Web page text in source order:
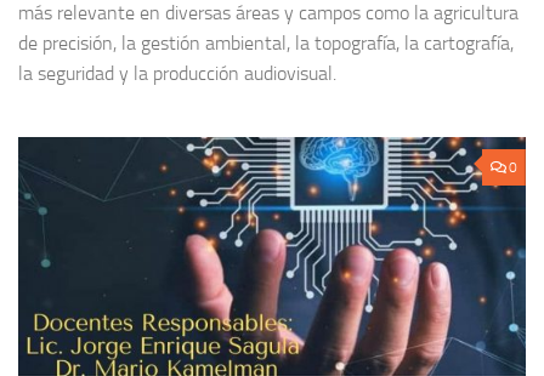
más relevante en diversas áreas y campos como la agricultura
de precisión, la gestión ambiental, la topografía, la cartografía,
la seguridad y la producción audiovisual.
0